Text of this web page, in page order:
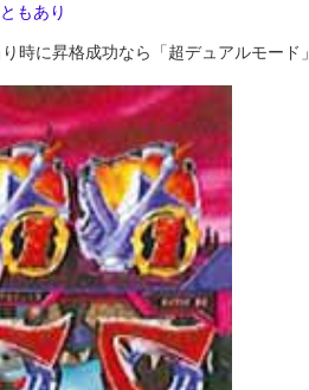
もあり
時に昇格成功なら「超デュアルモード」